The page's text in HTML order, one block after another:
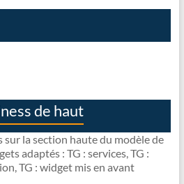
de haut
la section haute du modèle de
adaptés : TG : services, TG :
TG : widget mis en avant